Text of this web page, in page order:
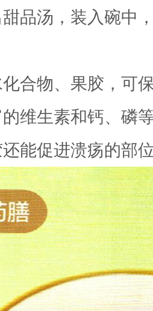
品汤，装入碗中
合物、果胶，可
维生素和钙、磷
能促进溃疡的部